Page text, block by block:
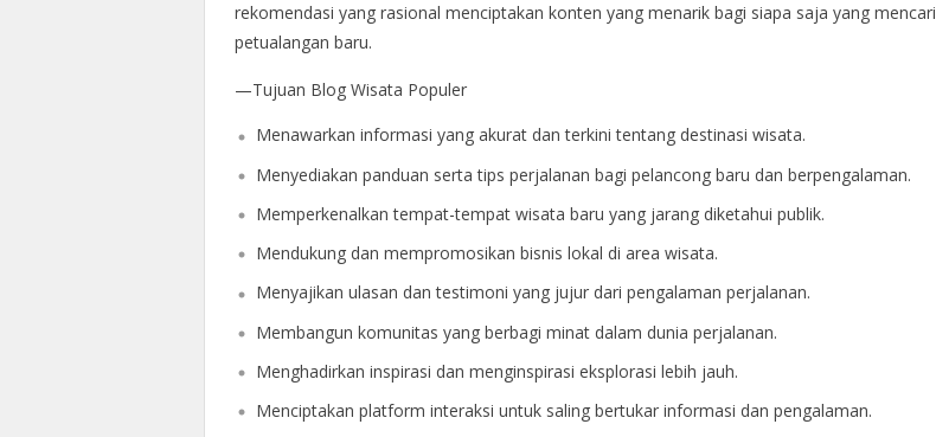
rekomendasi yang rasional menciptakan konten yang menarik bagi siapa saja yang mencari
petualangan baru.
—Tujuan Blog Wisata Populer
Menawarkan informasi yang akurat dan terkini tentang destinasi wisata.
Menyediakan panduan serta tips perjalanan bagi pelancong baru dan berpengalaman.
Memperkenalkan tempat-tempat wisata baru yang jarang diketahui publik.
Mendukung dan mempromosikan bisnis lokal di area wisata.
Menyajikan ulasan dan testimoni yang jujur dari pengalaman perjalanan.
Membangun komunitas yang berbagi minat dalam dunia perjalanan.
Menghadirkan inspirasi dan menginspirasi eksplorasi lebih jauh.
Menciptakan platform interaksi untuk saling bertukar informasi dan pengalaman.